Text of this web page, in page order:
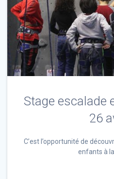
Stage escalade
26
C’est l’opportunité de
enfants à